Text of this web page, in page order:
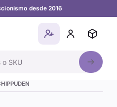
desde 2016